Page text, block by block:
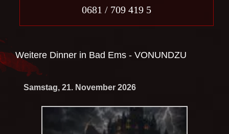
0681 / 709 419 5
Weitere Dinner in Bad Ems - VONUNDZU
Samstag, 21. November 2026